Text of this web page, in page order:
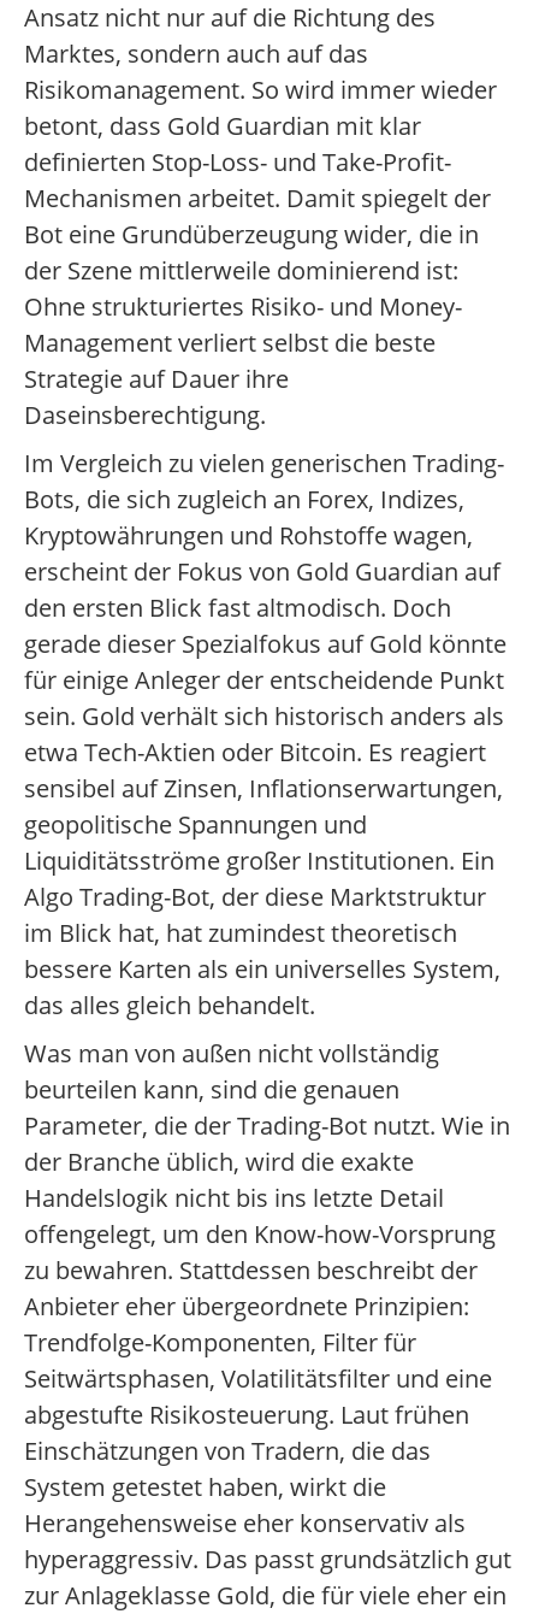
Ansatz nicht nur auf die Richtung des
Marktes, sondern auch auf das
Risikomanagement. So wird immer wieder
betont, dass Gold Guardian mit klar
definierten Stop-Loss- und Take-Profit-
Mechanismen arbeitet. Damit spiegelt der
Bot eine Grundüberzeugung wider, die in
der Szene mittlerweile dominierend ist:
Ohne strukturiertes Risiko- und Money-
Management verliert selbst die beste
Strategie auf Dauer ihre
Daseinsberechtigung.
Im Vergleich zu vielen generischen Trading-
Bots, die sich zugleich an Forex, Indizes,
Kryptowährungen und Rohstoffe wagen,
erscheint der Fokus von Gold Guardian auf
den ersten Blick fast altmodisch. Doch
gerade dieser Spezialfokus auf Gold könnte
für einige Anleger der entscheidende Punkt
sein. Gold verhält sich historisch anders als
etwa Tech-Aktien oder Bitcoin. Es reagiert
sensibel auf Zinsen, Inflationserwartungen,
geopolitische Spannungen und
Liquiditätsströme großer Institutionen. Ein
Algo Trading-Bot, der diese Marktstruktur
im Blick hat, hat zumindest theoretisch
bessere Karten als ein universelles System,
das alles gleich behandelt.
Was man von außen nicht vollständig
beurteilen kann, sind die genauen
Parameter, die der Trading-Bot nutzt. Wie in
der Branche üblich, wird die exakte
Handelslogik nicht bis ins letzte Detail
offengelegt, um den Know-how-Vorsprung
zu bewahren. Stattdessen beschreibt der
Anbieter eher übergeordnete Prinzipien:
Trendfolge-Komponenten, Filter für
Seitwärtsphasen, Volatilitätsfilter und eine
abgestufte Risikosteuerung. Laut frühen
Einschätzungen von Tradern, die das
System getestet haben, wirkt die
Herangehensweise eher konservativ als
hyperaggressiv. Das passt grundsätzlich gut
zur Anlageklasse Gold, die für viele eher ein